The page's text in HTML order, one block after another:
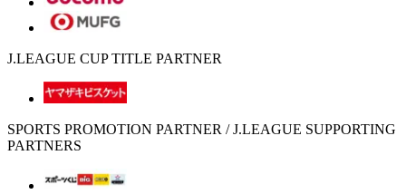
J.LEAGUE CUP TITLE PARTNER
SPORTS PROMOTION PARTNER / J.LEAGUE SUPPORTING
PARTNERS